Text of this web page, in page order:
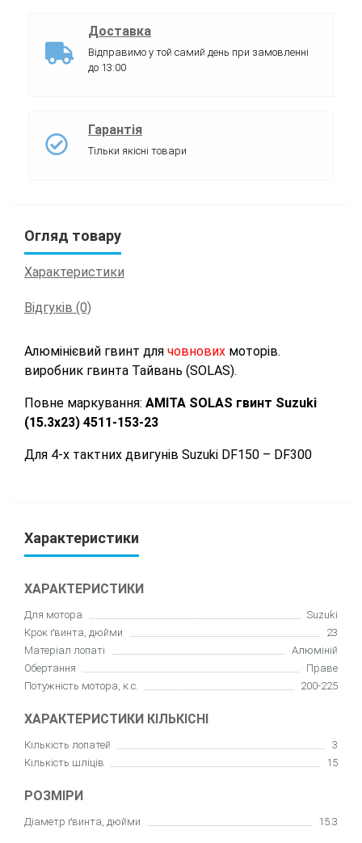
Доставка
Відправимо у той самий день при замовленні
до 13:00
Гарантія
Тільки якісні товари
Огляд товару
Характеристики
Відгуків (0)
Алюмінієвий гвинт для човнових моторів.
виробник гвинта Тайвань (SOLAS).
Повне маркування: АМІТА SOLAS гвинт Suzuki
(15.3x23) 4511-153-23
Для 4-х тактних двигунів Suzuki DF150 – DF300
Характеристики
ХАРАКТЕРИСТИКИ
Для мотора
Suzuki
Крок ґвинта, дюйми
23
Матеріал лопаті
Алюміній
Обертання
Праве
Потужність мотора, к.с.
200-225
ХАРАКТЕРИСТИКИ КІЛЬКІСНІ
Кількість лопатей
3
Кількість шліців
15
РОЗМІРИ
Діаметр ґвинта, дюйми 15.3